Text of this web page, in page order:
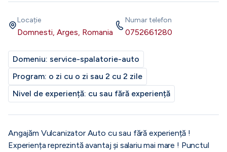
Locație
Domnesti, Arges, Romania
Numar telefon
0752661280
Domeniu: service-spalatorie-auto
Program: o zi cu o zi sau 2 cu 2 zile
Nivel de experiență: cu sau fără experiență
Angajăm Vulcanizator Auto cu sau fără experiență !
Experiența reprezintă avantaj și salariu mai mare ! Punctul